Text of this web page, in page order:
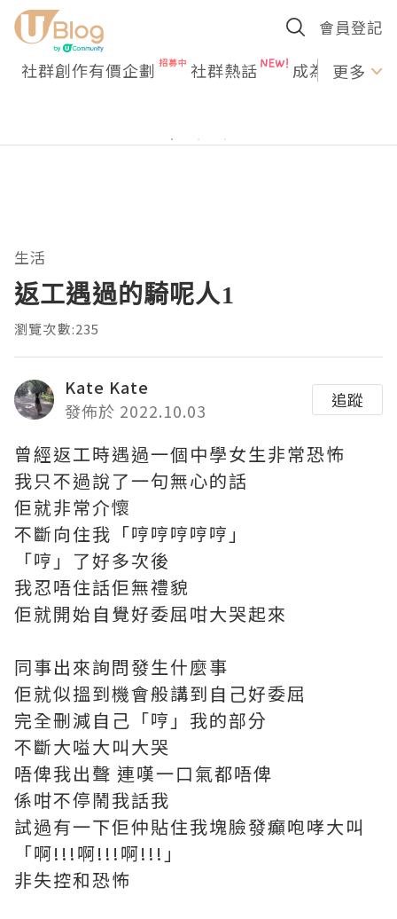
會員登記
社群創作有價企劃 社群熱話 成為U更多
生活
返工遇過的騎呢人1
瀏覽次數:235
Kate Kate
發佈於 2022.10.03
追蹤
曾經返工時遇過一個中學女生非常恐怖
我只不過說了一句無心的話
佢就非常介懷
不斷向住我「哼哼哼哼哼」
「哼」了好多次後
我忍唔住話佢無禮貌
佢就開始自覺好委屈咁大哭起來
同事出來詢問發生什麼事
佢就似搵到機會般講到自己好委屈
完全刪減自己「哼」我的部分
不斷大嗌大叫大哭
唔俾我出聲 連嘆一口氣都唔俾
係咁不停鬧我話我
試過有一下佢仲貼住我塊臉發癲咆哮大叫
「啊!!!啊!!!啊!!!」
非失控和恐怖